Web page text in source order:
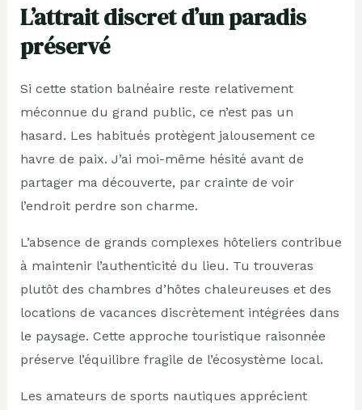
L’attrait discret d’un paradis
préservé
Si cette station balnéaire reste relativement
méconnue du grand public, ce n’est pas un
hasard. Les habitués protègent jalousement ce
havre de paix. J’ai moi-même hésité avant de
partager ma découverte, par crainte de voir
l’endroit perdre son charme.
L’absence de grands complexes hôteliers contribue
à maintenir l’authenticité du lieu. Tu trouveras
plutôt des chambres d’hôtes chaleureuses et des
locations de vacances discrètement intégrées dans
le paysage. Cette approche touristique raisonnée
préserve l’équilibre fragile de l’écosystème local.
Les amateurs de sports nautiques apprécient